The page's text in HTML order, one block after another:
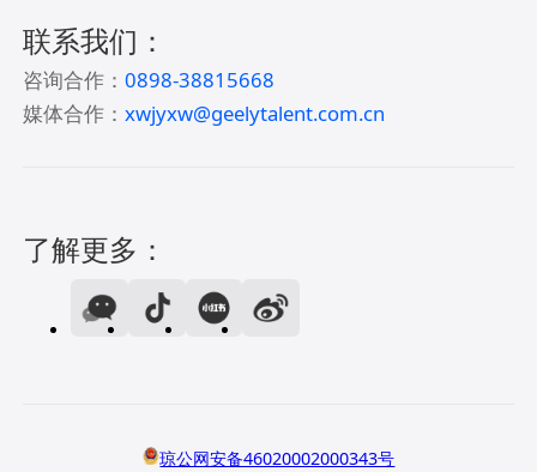
联系我们：
咨询合作：0898-38815668
媒体合作：xwjyxw@geelytalent.com.cn
了解更多：
琼公网安备46020002000343号